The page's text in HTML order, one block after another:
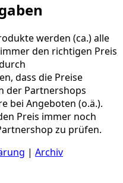
werden (ca.) alle
den richtigen Preis
dass die Preise
der Partnershops
bei Angeboten (o.ä.).
Preis immer noch
zu prüfen.
| Archiv